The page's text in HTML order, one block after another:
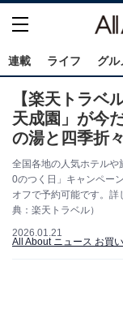
連載 ライフ グル
【楽天トラベ
天成園」が今
の湯と四季折
全国各地の人気ホテルや
0のつく日」キャンペー
オフで予約可能です。
典：楽天トラベル）
2026.01.21
All About ニュース お買